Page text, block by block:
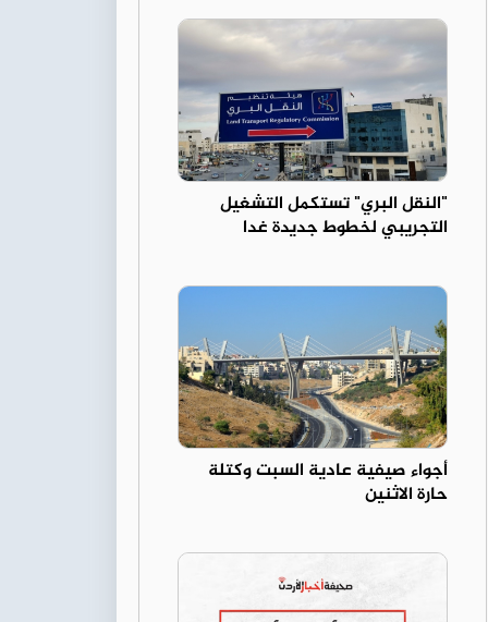
"النقل البري" تستكمل التشغيل
التجريبي لخطوط جديدة غدا
أجواء صيفية عادية السبت وكتلة
حارة الاثنين